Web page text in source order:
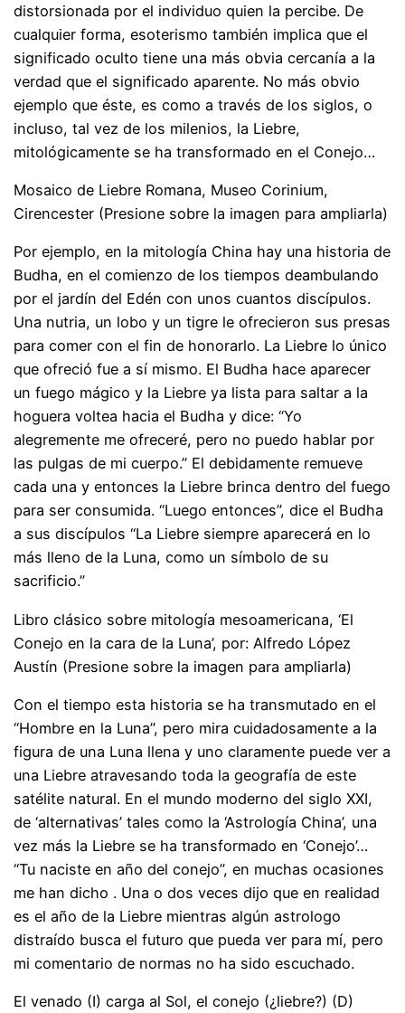
distorsionada por el individuo quien la percibe. De
cualquier forma, esoterismo también implica que el
significado oculto tiene una más obvia cercanía a la
verdad que el significado aparente. No más obvio
ejemplo que éste, es como a través de los siglos, o
incluso, tal vez de los milenios, la Liebre,
mitológicamente se ha transformado en el Conejo…
Mosaico de Liebre Romana, Museo Corinium,
Cirencester (Presione sobre la imagen para ampliarla)
Por ejemplo, en la mitología China hay una historia de
Budha, en el comienzo de los tiempos deambulando
por el jardín del Edén con unos cuantos discípulos.
Una nutria, un lobo y un tigre le ofrecieron sus presas
para comer con el fin de honorarlo. La Liebre lo único
que ofreció fue a sí mismo. El Budha hace aparecer
un fuego mágico y la Liebre ya lista para saltar a la
hoguera voltea hacia el Budha y dice: “Yo
alegremente me ofreceré, pero no puedo hablar por
las pulgas de mi cuerpo.” El debidamente remueve
cada una y entonces la Liebre brinca dentro del fuego
para ser consumida. “Luego entonces”, dice el Budha
a sus discípulos “La Liebre siempre aparecerá en lo
más lleno de la Luna, como un símbolo de su
sacrificio.”
Libro clásico sobre mitología mesoamericana, ‘El
Conejo en la cara de la Luna’, por: Alfredo López
Austín (Presione sobre la imagen para ampliarla)
Con el tiempo esta historia se ha transmutado en el
“Hombre en la Luna”, pero mira cuidadosamente a la
figura de una Luna llena y uno claramente puede ver a
una Liebre atravesando toda la geografía de este
satélite natural. En el mundo moderno del siglo XXI,
de ‘alternativas’ tales como la ‘Astrología China’, una
vez más la Liebre se ha transformado en ‘Conejo’…
“Tu naciste en año del conejo”, en muchas ocasiones
me han dicho . Una o dos veces dijo que en realidad
es el año de la Liebre mientras algún astrologo
distraído busca el futuro que pueda ver para mí, pero
mi comentario de normas no ha sido escuchado.
El venado (I) carga al Sol, el conejo (¿liebre?) (D)